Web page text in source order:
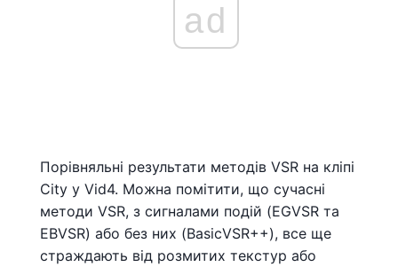
ad
Порівняльні результати методів VSR на кліпі
City у Vid4. Можна помітити, що сучасні
методи VSR, з сигналами подій (EGVSR та
EBVSR) або без них (BasicVSR++), все ще
страждають від розмитих текстур або